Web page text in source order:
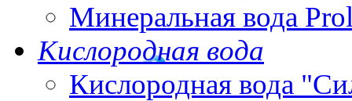
Минеральная вода
Кислородная вода
Кислородная вода